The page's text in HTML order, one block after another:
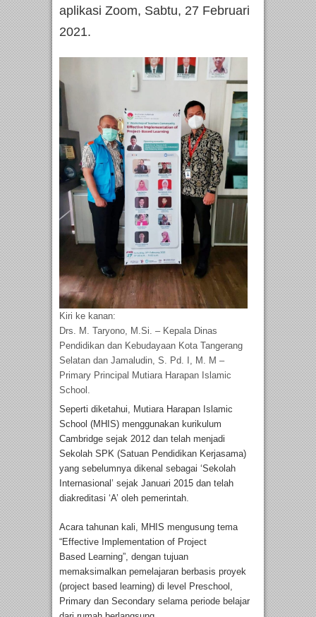
aplikasi Zoom, Sabtu, 27 Februari
2021.
Kiri ke kanan:
Drs. M. Taryono, M.Si. – Kepala Dinas
Pendidikan dan Kebudayaan Kota Tangerang
Selatan dan Jamaludin, S. Pd. I, M. M –
Primary Principal Mutiara Harapan Islamic
School.
Seperti diketahui, Mutiara Harapan Islamic
School (MHIS) menggunakan kurikulum
Cambridge sejak 2012 dan telah menjadi
Sekolah SPK (Satuan Pendidikan Kerjasama)
yang sebelumnya dikenal sebagai ‘Sekolah
Internasional’ sejak Januari 2015 dan telah
diakreditasi ‘A’ oleh pemerintah.
Acara tahunan kali, MHIS mengusung tema
“Effective Implementation of Project
Based Learning”, dengan tujuan
memaksimalkan pemelajaran berbasis proyek
(project based learning) di level Preschool,
Primary dan Secondary selama periode belajar